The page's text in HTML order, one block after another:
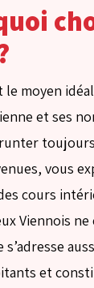
le moyen
et ses
vous
cours
Viennois ne
et